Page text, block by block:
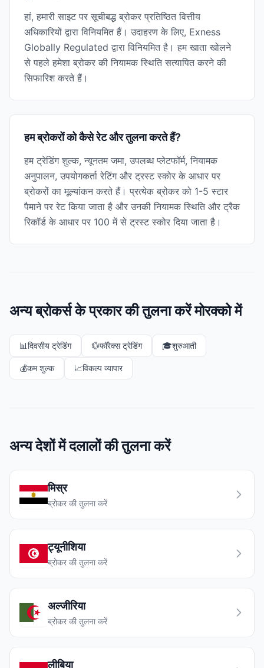
हां, हमारी साइट पर सूचीबद्ध ब्रोकर प्रतिष्ठित वित्तीय
अधिकारियों द्वारा विनियमित हैं। उदाहरण के लिए, Exness
Globally Regulated द्वारा विनियमित है। हम खाता खोलने
से पहले हमेशा ब्रोकर की नियामक स्थिति सत्यापित करने की
सिफारिश करते हैं।
हम ब्रोकरों को कैसे रेट और तुलना करते हैं?
हम ट्रेडिंग शुल्क, न्यूनतम जमा, उपलब्ध प्लेटफॉर्म, नियामक
अनुपालन, उपयोगकर्ता रेटिंग और ट्रस्ट स्कोर के आधार पर
ब्रोकरों का मूल्यांकन करते हैं। प्रत्येक ब्रोकर को 1-5 स्टार
पैमाने पर रेट किया जाता है और उनकी नियामक स्थिति और ट्रैक
रिकॉर्ड के आधार पर 100 में से ट्रस्ट स्कोर दिया जाता है।
अन्य ब्रोकर्स के प्रकार की तुलना करें मोरक्को में
📊दिवसीय ट्रेडिंग 💱फॉरेक्स ट्रेडिंग 🎓शुरुआती
💰कम शुल्क 📈विकल्प व्यापार
अन्य देशों में दलालों की तुलना करें
मिस्र
ब्रोकर की तुलना करें
ट्यूनीशिया
ब्रोकर की तुलना करें
अल्जीरिया
ब्रोकर की तुलना करें
लीबिया